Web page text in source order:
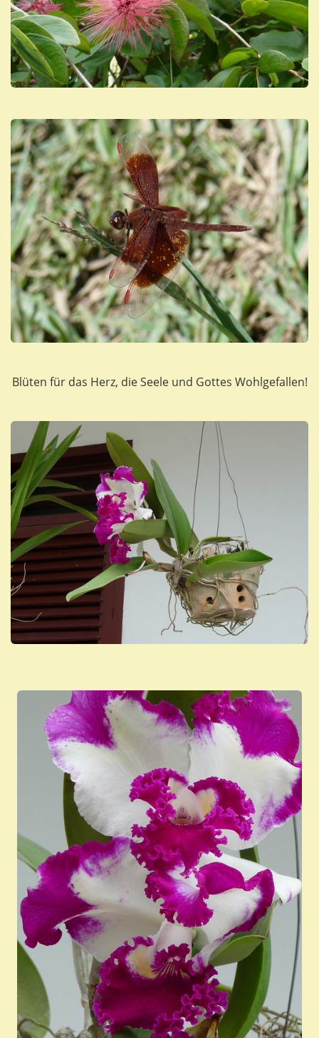
Blüten für das Herz, die Seele und Gottes Wohlgefallen!